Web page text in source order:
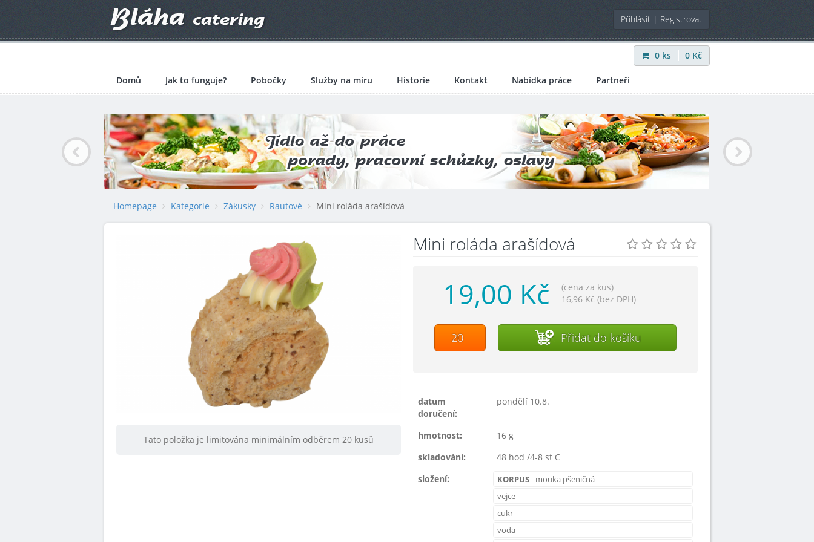
Přihlásit | Registrovat
0 ks 0 Kč
Domů Jak to funguje? Pobočky Služby na míru Historie Kontakt Nabídka práce Partneři
Homepage Kategorie Zákusky Rautové Mini roláda arašídová
Tato položka je limitována minimálním odběrem 20 kusů
Mini roláda arašídová
19,00 Kč
(cena za kus)
16,96 Kč (bez DPH)
Přidat do košíku
datum
doručení:
pondělí 10.8.
hmotnost:
16 g
skladování:
48 hod /4-8 st C
složení:
KORPUS- mouka pšeničná
vejce
cukr
voda